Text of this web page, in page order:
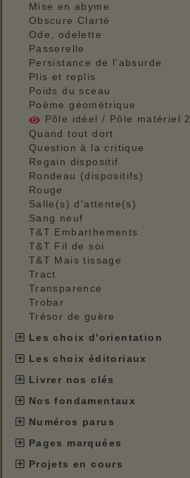
Mise en abyme
Obscure Clarté
Ode, odelette
Passerelle
Persistance de l'absurde
Plis et replis
Poids du sceau
Poème géométrique
Pôle idéel / Pôle matériel 2
Quand tout dort
Question à la critique
Regain dispositif
Rondeau (dispositifs)
Rouge
Salle(s) d'attente(s)
Sang neuf
T&T Embarthements
T&T Fil de soi
T&T Mais tissage
Tract
Transparence
Trobar
Trésor de guère
Les choix d'orientation
Les choix éditoriaux
Livrer nos clés
Nos fondamentaux
Numéros parus
Pages marquées
Projets en cours